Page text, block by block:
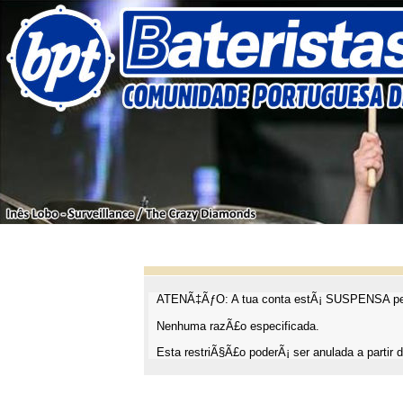
ATENÃ‡ÃƒO: A tua conta estÃ¡ SUSPENSA
Nenhuma razÃ£o especificada.
Esta restriÃ§Ã£o poderÃ¡ ser anulada a partir